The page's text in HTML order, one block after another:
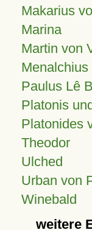
Makarius
Marina
Martin von
Menalchius
Paulus Lê
Platonis
Platonides
Theodor
Ulched
Urban von
Winebald
weitere